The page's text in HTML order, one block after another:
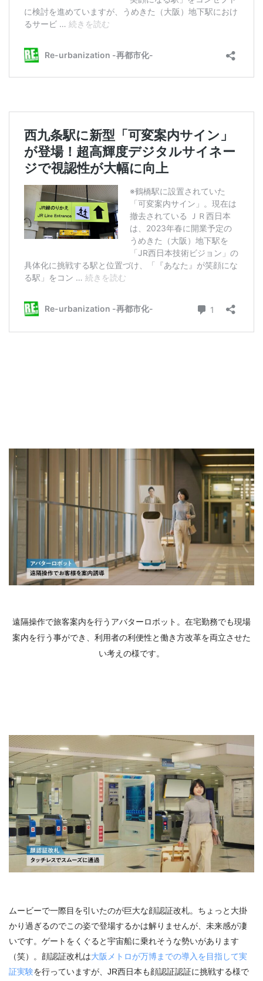
遠隔操作で旅客案内を行うアバターロボット。在宅勤務でも現場
案内を行う事ができ、利用者の利便性と働き方改革を両立させた
い考えの様です。
ムービーで一際目を引いたのが巨大な顔認証改札。ちょっと大掛
かり過ぎるのでこの姿で登場するかは解りませんが、未来感が凄
いです。ゲートをくぐると宇宙船に乗れそうな勢いがあります
（笑）。顔認証改札は大阪メトロが万博までの導入を目指して実
証実験を行っていますが、JR西日本も顔認証認証に挑戦する様で